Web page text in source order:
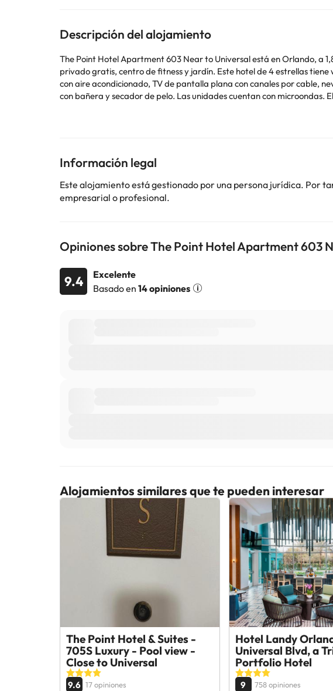
Descripción del alojamiento
The Point Hotel Apartment 603 Near to Universal está en Orlando, a
privado gratis, centro de fitness y jardín. Este hotel de 4 estrellas tiene wifi gratis,
con aire acondicionado, TV de pantalla plana con canales por cable,
con bañera y secador de pelo. Las unidades cuentan con microondas. El hotel ofrece bañera de hidromasaje. Universal's Islands of Adventure está a 2,1 km del alojamiento, y
Algunos de los servicios detallados pueden ser de pago. Puedes
Información legal
Este alojamiento está gestionado por una persona jurídica. Por
empresarial o profesional.
Opiniones sobre The Point Hotel Apartment 603
9.4
Excelente
Basado en 14 opiniones
Alojamientos similares que te pueden interesar
The Point Hotel & Suites -
705S Luxury - Pool view -
Close to Universal
9.6 17 opiniones
Hotel Landy
Universal Blvd, a
Portfolio Hotel
9 758 opiniones